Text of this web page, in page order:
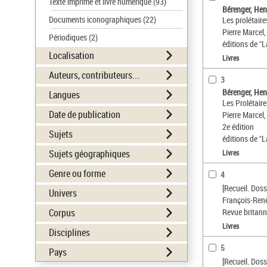
Documents iconographiques(22)
Périodiques(2)
Localisation
Auteurs, contributeurs...
Langues
Date de publication
Sujets
Sujets géographiques
Genre ou forme
Univers
Corpus
Disciplines
Pays
Bérenger,
Les
Pierre
éditions de
Livres
3
Bérenger,
Les
Pierre
2e édition
éditions de
Livres
4
[Recueil.
François-
Revue
Livres
5
[Recueil.